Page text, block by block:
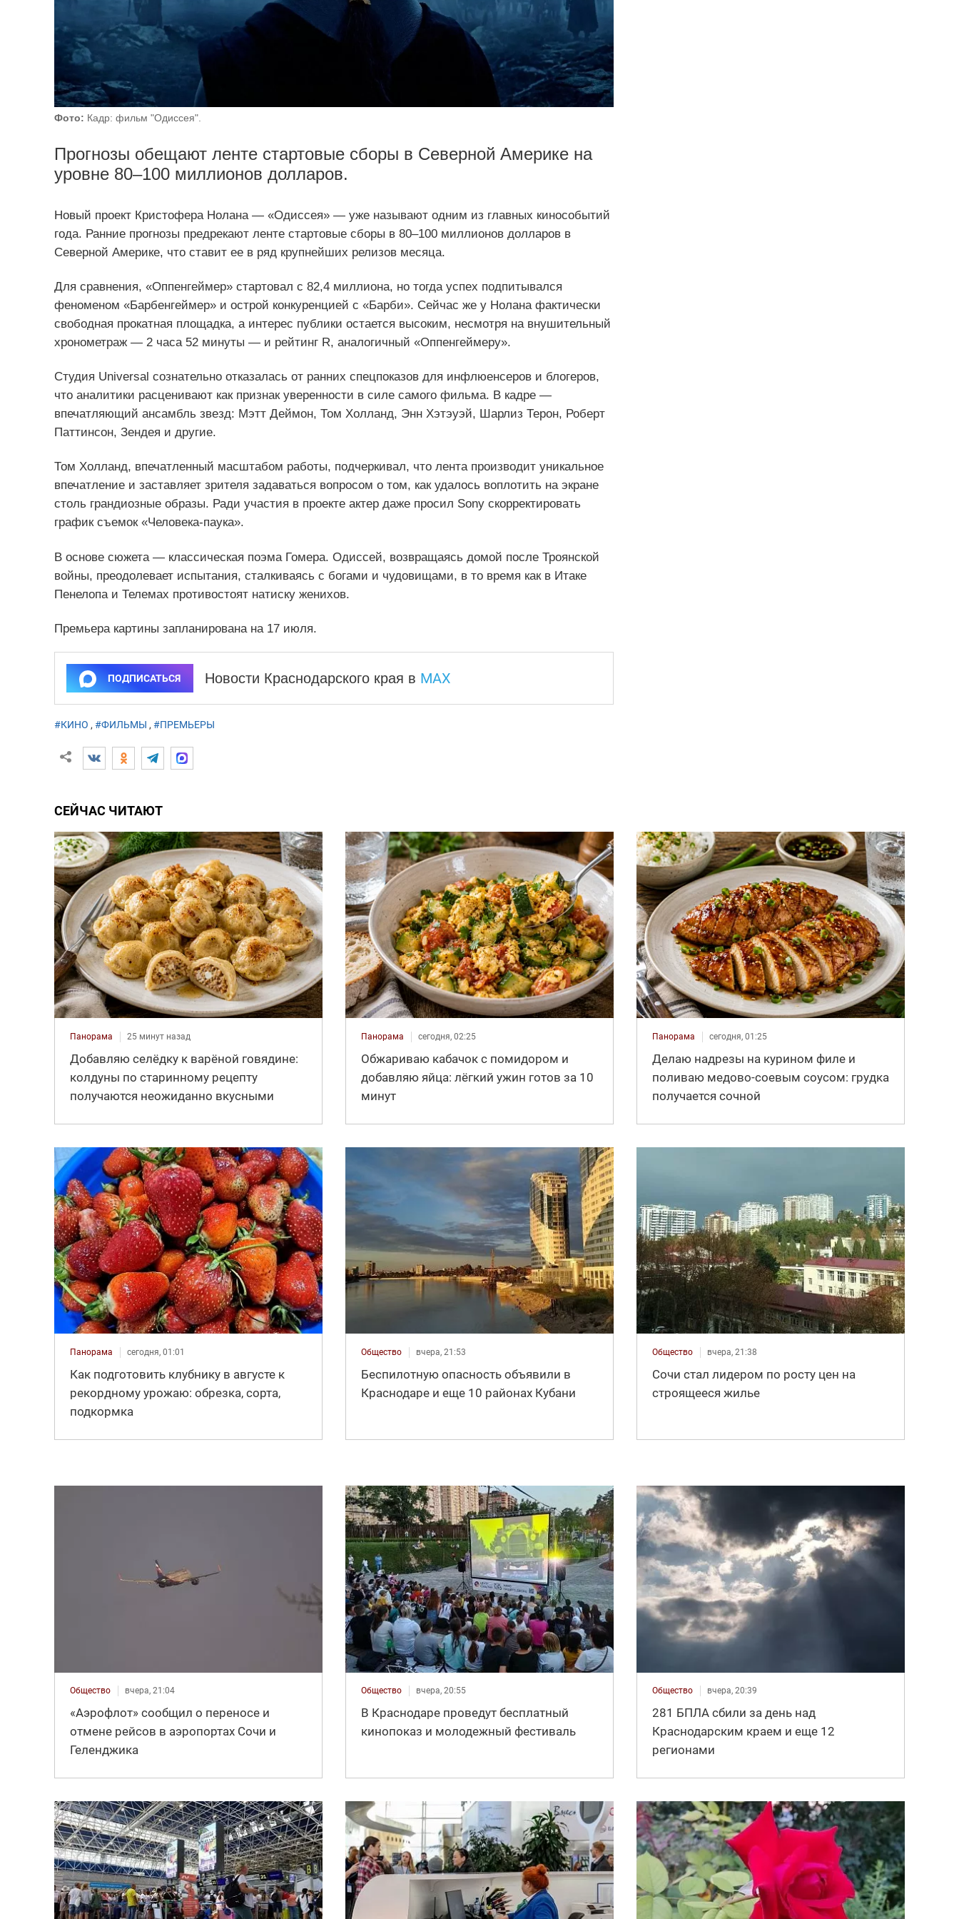
Фото: Кадр: фильм "Одиссея".
Прогнозы обещают ленте стартовые сборы в Северной Америке на
уровне 80–100 миллионов долларов.
Новый проект Кристофера Нолана — «Одиссея» — уже называют одним из главных кинособытий
года. Ранние прогнозы предрекают ленте стартовые сборы в 80–100 миллионов долларов в
Северной Америке, что ставит ее в ряд крупнейших релизов месяца.
Для сравнения, «Оппенгеймер» стартовал с 82,4 миллиона, но тогда успех подпитывался
феноменом «Барбенгеймер» и острой конкуренцией с «Барби». Сейчас же у Нолана фактически
свободная прокатная площадка, а интерес публики остается высоким, несмотря на внушительный
хронометраж — 2 часа 52 минуты — и рейтинг R, аналогичный «Оппенгеймеру».
Студия Universal сознательно отказалась от ранних спецпоказов для инфлюенсеров и блогеров,
что аналитики расценивают как признак уверенности в силе самого фильма. В кадре —
впечатляющий ансамбль звезд: Мэтт Деймон, Том Холланд, Энн Хэтэуэй, Шарлиз Терон, Роберт
Паттинсон, Зендея и другие.
Том Холланд, впечатленный масштабом работы, подчеркивал, что лента производит уникальное
впечатление и заставляет зрителя задаваться вопросом о том, как удалось воплотить на экране
столь грандиозные образы. Ради участия в проекте актер даже просил Sony скорректировать
график съемок «Человека‑паука».
В основе сюжета — классическая поэма Гомера. Одиссей, возвращаясь домой после Троянской
войны, преодолевает испытания, сталкиваясь с богами и чудовищами, в то время как в Итаке
Пенелопа и Телемах противостоят натиску женихов.
Премьера картины запланирована на 17 июля.
ПОДПИСАТЬСЯ Новости Краснодарского края в MAX
#КИНО , #ФИЛЬМЫ , #ПРЕМЬЕРЫ
СЕЙЧАС ЧИТАЮТ
Панорама 25 минут назад
Добавляю селёдку к варёной говядине:
колдуны по старинному рецепту
получаются неожиданно вкусными
Панорама сегодня, 02:25
Обжариваю кабачок с помидором и
добавляю яйца: лёгкий ужин готов за 10
минут
Панорама сегодня, 01:25
Делаю надрезы на курином филе и
поливаю медово-соевым соусом: грудка
получается сочной
Панорама сегодня, 01:01
Как подготовить клубнику в августе к
рекордному урожаю: обрезка, сорта,
подкормка
Общество вчера, 21:53
Беспилотную опасность объявили в
Краснодаре и еще 10 районах Кубани
Общество вчера, 21:38
Сочи стал лидером по росту цен на
строящееся жилье
Общество вчера, 21:04
«Аэрофлот» сообщил о переносе и
отмене рейсов в аэропортах Сочи и
Геленджика
Общество вчера, 20:55
В Краснодаре проведут бесплатный
кинопоказ и молодежный фестиваль
Общество вчера, 20:39
281 БПЛА сбили за день над
Краснодарским краем и еще 12
регионами